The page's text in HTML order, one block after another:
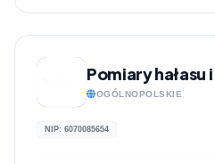
OGÓLNOPOLSKIE
NIP: 6070085654